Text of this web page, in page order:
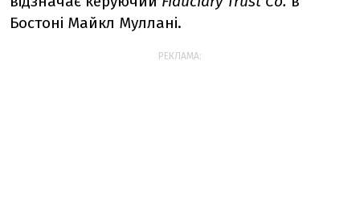
Бостоні Майкл Муллані.
РЕКЛАМА: